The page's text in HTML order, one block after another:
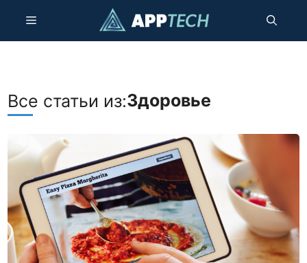
содержимому
Меню
Все статьи из:Здоровье